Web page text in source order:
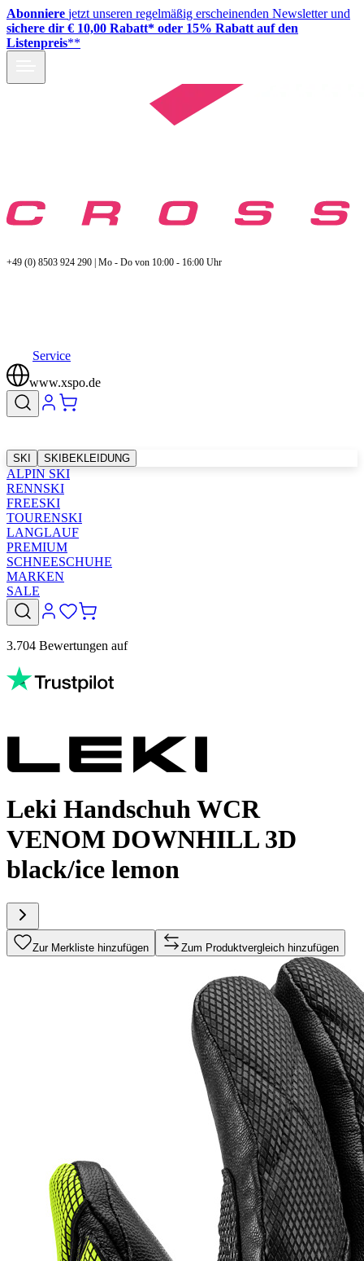
Abonniere jetzt unseren regelmäßig erscheinenden Newsletter und
sichere dir € 10,00 Rabatt* oder 15% Rabatt auf den
Listenpreis**
+49 (0) 8503 924 290 | Mo - Do von 10:00 - 16:00 Uhr
Service
www.xspo.de
SKI SKIBEKLEIDUNG
ALPIN SKI
RENNSKI
FREESKI
TOURENSKI
LANGLAUF
PREMIUM
SCHNEESCHUHE
MARKEN
SALE
3.704 Bewertungen auf
Leki Handschuh WCR
VENOM DOWNHILL 3D
black/ice lemon
Zur Merkliste hinzufügen Zum Produktvergleich hinzufügen